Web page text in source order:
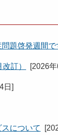
題啓発週間で
訂） [2026年
日 ]
について [